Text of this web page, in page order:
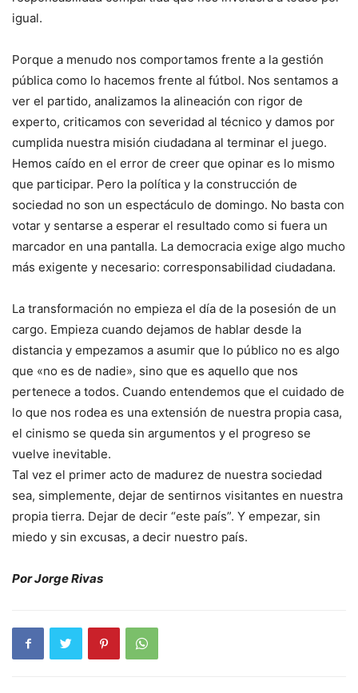
igual.
Porque a menudo nos comportamos frente a la gestión
pública como lo hacemos frente al fútbol. Nos sentamos a
ver el partido, analizamos la alineación con rigor de
experto, criticamos con severidad al técnico y damos por
cumplida nuestra misión ciudadana al terminar el juego.
Hemos caído en el error de creer que opinar es lo mismo
que participar. Pero la política y la construcción de
sociedad no son un espectáculo de domingo. No basta con
votar y sentarse a esperar el resultado como si fuera un
marcador en una pantalla. La democracia exige algo mucho
más exigente y necesario: corresponsabilidad ciudadana.
La transformación no empieza el día de la posesión de un
cargo. Empieza cuando dejamos de hablar desde la
distancia y empezamos a asumir que lo público no es algo
que «no es de nadie», sino que es aquello que nos
pertenece a todos. Cuando entendemos que el cuidado de
lo que nos rodea es una extensión de nuestra propia casa,
el cinismo se queda sin argumentos y el progreso se
vuelve inevitable.
Tal vez el primer acto de madurez de nuestra sociedad
sea, simplemente, dejar de sentirnos visitantes en nuestra
propia tierra. Dejar de decir “este país”. Y empezar, sin
miedo y sin excusas, a decir nuestro país.
Por Jorge Rivas